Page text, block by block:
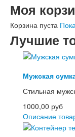
Моя
Корзина пуста
Лучшие
Мужская
Стильная
1000,00 руб
Описание